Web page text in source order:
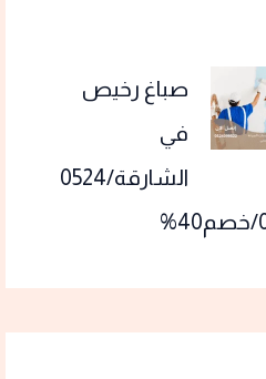
صباغ رخيص
في
الشارقة/0524